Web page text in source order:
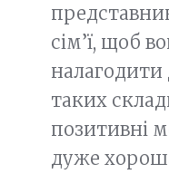
сім’ї, щоб
налагодити
таких
позитивні
дуже